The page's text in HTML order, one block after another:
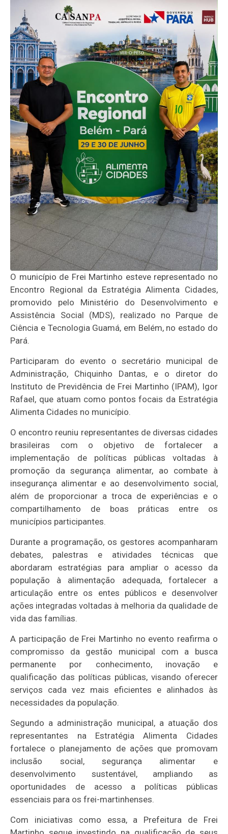
O município de Frei Martinho esteve representado no
Encontro Regional da Estratégia Alimenta Cidades,
promovido pelo Ministério do Desenvolvimento e
Assistência Social (MDS), realizado no Parque de
Ciência e Tecnologia Guamá, em Belém, no estado do
Pará.
Participaram do evento o secretário municipal de
Administração, Chiquinho Dantas, e o diretor do
Instituto de Previdência de Frei Martinho (IPAM), Igor
Rafael, que atuam como pontos focais da Estratégia
Alimenta Cidades no município.
O encontro reuniu representantes de diversas cidades
brasileiras com o objetivo de fortalecer a
implementação de políticas públicas voltadas à
promoção da segurança alimentar, ao combate à
insegurança alimentar e ao desenvolvimento social,
além de proporcionar a troca de experiências e o
compartilhamento de boas práticas entre os
municípios participantes.
Durante a programação, os gestores acompanharam
debates, palestras e atividades técnicas que
abordaram estratégias para ampliar o acesso da
população à alimentação adequada, fortalecer a
articulação entre os entes públicos e desenvolver
ações integradas voltadas à melhoria da qualidade de
vida das famílias.
A participação de Frei Martinho no evento reafirma o
compromisso da gestão municipal com a busca
permanente por conhecimento, inovação e
qualificação das políticas públicas, visando oferecer
serviços cada vez mais eficientes e alinhados às
necessidades da população.
Segundo a administração municipal, a atuação dos
representantes na Estratégia Alimenta Cidades
fortalece o planejamento de ações que promovam
inclusão social, segurança alimentar e
desenvolvimento sustentável, ampliando as
oportunidades de acesso a políticas públicas
essenciais para os frei-martinhenses.
Com iniciativas como essa, a Prefeitura de Frei